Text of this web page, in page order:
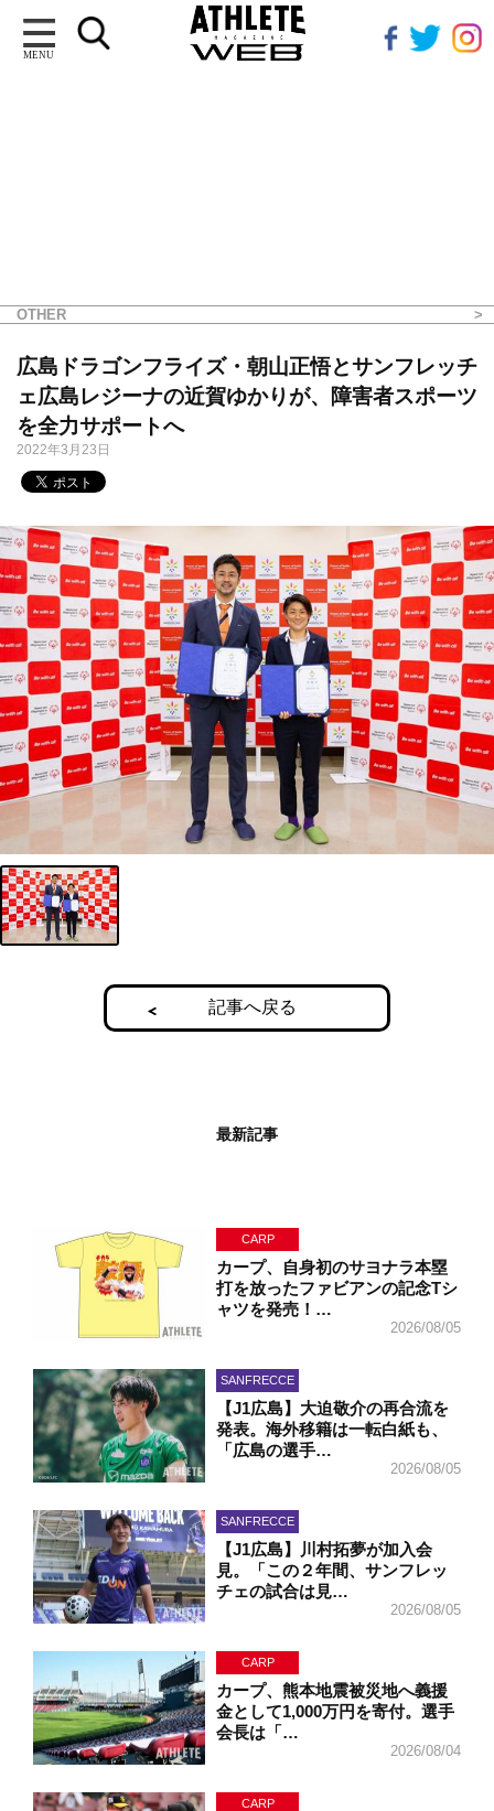
MENU
OTHER
広島ドラゴンフライズ・朝山正悟とサンフレッチ
ェ広島レジーナの近賀ゆかりが、障害者スポーツ
を全力サポートへ
2022年3月23日
記事へ戻る
最新記事
CARP
カープ、自身初のサヨナラ本塁
打を放ったファビアンの記念Tシ
ャツを発売！…
2026/08/05
SANFRECCE
【J1広島】大迫敬介の再合流を
発表。海外移籍は一転白紙も、
「広島の選手…
2026/08/05
SANFRECCE
【J1広島】川村拓夢が加入会
見。「この２年間、サンフレッ
チェの試合は見…
2026/08/05
CARP
カープ、熊本地震被災地へ義援
金として1,000万円を寄付。選手
会長は「…
2026/08/04
CARP